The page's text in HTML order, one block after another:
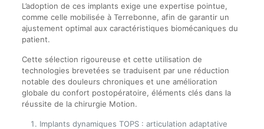
L’adoption de ces implants exige une expertise pointue,
comme celle mobilisée à Terrebonne, afin de garantir un
ajustement optimal aux caractéristiques biomécaniques du
patient.
Cette sélection rigoureuse et cette utilisation de
technologies brevetées se traduisent par une réduction
notable des douleurs chroniques et une amélioration
globale du confort postopératoire, éléments clés dans la
réussite de la chirurgie Motion.
Implants dynamiques TOPS : articulation adaptative